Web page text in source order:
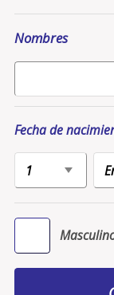
Nombres
Fecha de